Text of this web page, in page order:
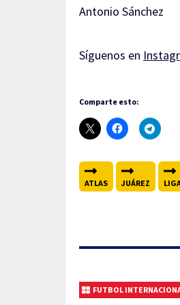
Antonio Sánchez
Síguenos en
Comparte esto:
ATLAS JUÁREZ
FUTBOL